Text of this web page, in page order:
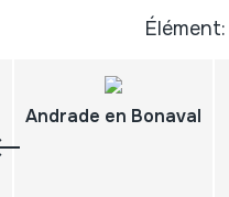
Élément:
Andrade en Bonaval